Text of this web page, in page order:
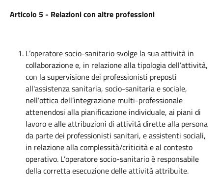
Articolo 5 - Relazioni con altre professioni
L’operatore socio-sanitario svolge la sua attività in
collaborazione e, in relazione alla tipologia dell’attività,
con la supervisione dei professionisti preposti
all'assistenza sanitaria, socio-sanitaria e sociale,
nell’ottica dell’integrazione multi-professionale
attenendosi alla pianificazione individuale, ai piani di
lavoro e alle attribuzioni di attività dirette alla persona
da parte dei professionisti sanitari, e assistenti sociali,
in relazione alla complessità/criticità e al contesto
operativo. L’operatore socio-sanitario è responsabile
della corretta esecuzione delle attività attribuite.